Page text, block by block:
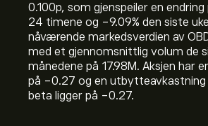
0.100‎p‎, som gjenspeiler en endring
24 timene og ‎-9.09‎% den siste
nåværende markedsverdien av
med et gjennomsnittlig volum de
månedene på 17.98M. Aksjen har
på -0.27 og en utbytteavkastning
beta ligger på -0.27.